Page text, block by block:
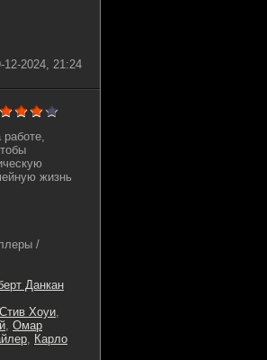
12-2024, 21:24
работе,
жизнь
/
Данкан
Стив Хоуи,
, Омар
, Карло